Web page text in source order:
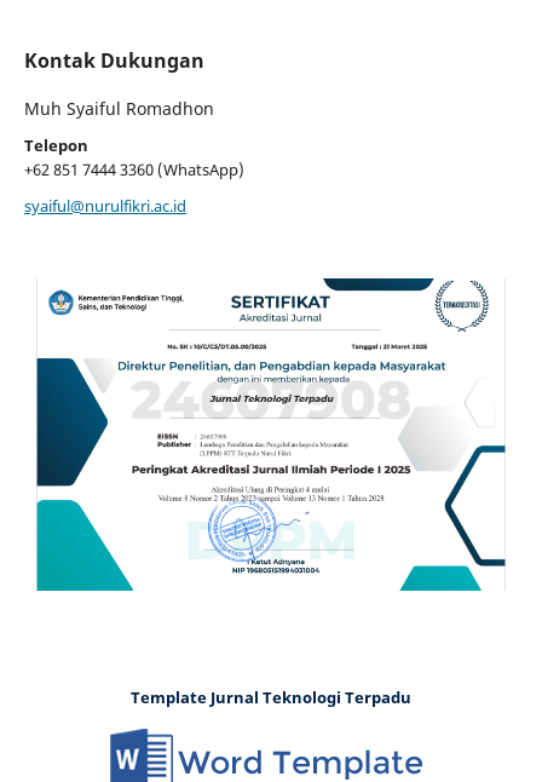
Kontak Dukungan
Muh Syaiful Romadhon
Telepon
+62 851 7444 3360 (WhatsApp)
syaiful@nurulfikri.ac.id
Template Jurnal Teknologi Terpadu